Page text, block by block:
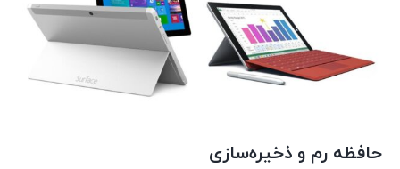
حافظه رم و ذخیره‌سازی